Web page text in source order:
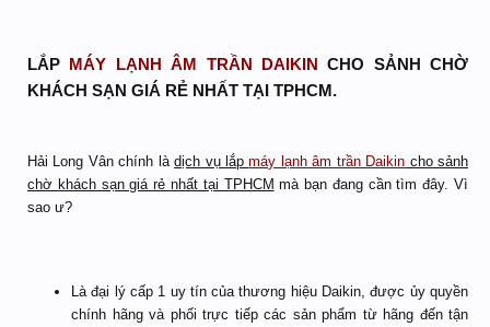
LẮP MÁY LẠNH ÂM TRẦN DAIKIN CHO SẢNH CHỜ
KHÁCH SẠN GIÁ RẺ NHẤT TẠI TPHCM.
Hải Long Vân chính làdịch vụ lắpmáy lạnh âm trần Daikin cho sảnh
chờ khách sạn giá rẻ nhất tại TPHCM mà bạn đang cần tìm đây. Vì
sao ư?
Là đại lý cấp 1 uy tín của thương hiệu Daikin, được ủy quyền
chính hãng và phối trực tiếp các sản phẩm từ hãng đến tận